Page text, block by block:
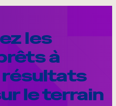
les
à
résultats
le terrain